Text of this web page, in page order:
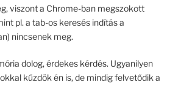
viszont a Chrome-ban megszokott
pl. a tab-os keresés indítás a
nincsenek meg.
dolog, érdekes kérdés. Ugyanilyen
kűzdök én is, de mindig felvetődik a